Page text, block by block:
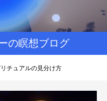
の瞑想ブログ
チュアルの見分け方